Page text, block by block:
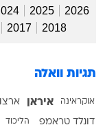
2026
2025
2018
2017
תגיות וואלה
אוקראינה איראן
דונלד טראמפ הליכוד